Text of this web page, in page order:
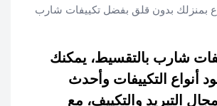
بمنزلك بدون قلق بفضل تكييفات شارب
شارب بالتقسيط، يمكنك
أنواع التكييفات وأحدث
التبريد والتكييف، مع